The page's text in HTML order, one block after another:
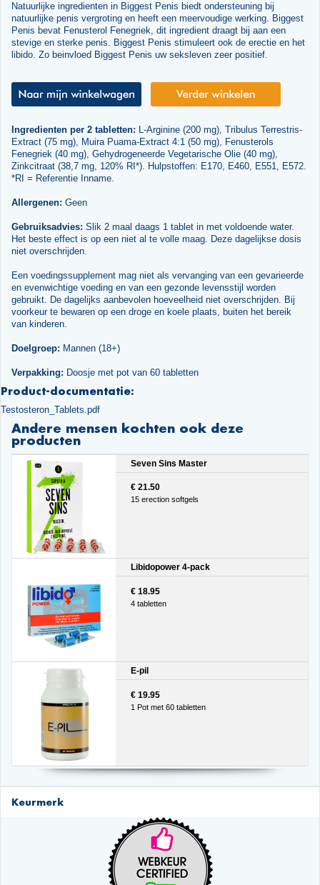
Natuurlijke ingredienten in Biggest Penis biedt ondersteuning bij
natuurlijke penis vergroting en heeft een meervoudige werking. Biggest
Penis bevat Fenusterol Fenegriek, dit ingredient draagt bij aan een
stevige en sterke penis. Biggest Penis stimuleert ook de erectie en het
libido. Zo beinvloed Biggest Penis uw seksleven zeer positief.
Ingredienten per 2 tabletten: L-Arginine (200 mg), Tribulus Terrestris-
Extract (75 mg), Muira Puama-Extract 4:1 (50 mg), Fenusterols
Fenegriek (40 mg), Gehydrogeneerde Vegetarische Olie (40 mg),
Zinkcitraat (38,7 mg, 120% RI*). Hulpstoffen: E170, E460, E551, E572.
*RI = Referentie Inname.
Allergenen: Geen
Gebruiksadvies: Slik 2 maal daags 1 tablet in met voldoende water.
Het beste effect is op een niet al te volle maag. Deze dagelijkse dosis
niet overschrijden.
Een voedingssupplement mag niet als vervanging van een gevarieerde
en evenwichtige voeding en van een gezonde levensstijl worden
gebruikt. De dagelijks aanbevolen hoeveelheid niet overschrijden. Bij
voorkeur te bewaren op een droge en koele plaats, buiten het bereik
van kinderen.
Doelgroep: Mannen (18+)
Verpakking: Doosje met pot van 60 tabletten
Product-documentatie:
Testosteron_Tablets.pdf
Andere mensen kochten ook deze
producten
Seven Sins Master
€ 21.50
15 erection softgels
Libidopower 4-pack
€ 18.95
4 tabletten
E-pil
€ 19.95
1 Pot met 60 tabletten
Keurmerk